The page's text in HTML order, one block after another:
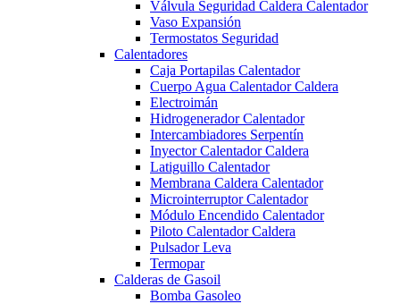
Válvula Seguridad Caldera Calentador
Vaso Expansión
Termostatos Seguridad
Calentadores
Caja Portapilas Calentador
Cuerpo Agua Calentador Caldera
Electroimán
Hidrogenerador Calentador
Intercambiadores Serpentín
Inyector Calentador Caldera
Latiguillo Calentador
Membrana Caldera Calentador
Microinterruptor Calentador
Módulo Encendido Calentador
Piloto Calentador Caldera
Pulsador Leva
Termopar
Calderas de Gasoil
Bomba Gasoleo